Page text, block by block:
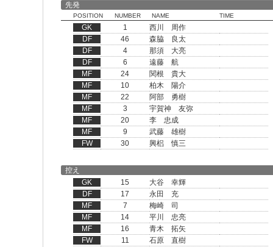
先発
POSITION NUMBER NAME TIME
GK 1
西川 周作
DF
46
森脇 良太
DF
4
那須 大亮
DF
6
遠藤 航
MF
24
関根 貴大
MF
10
柏木 陽介
MF
22
阿部 勇樹
MF
3
宇賀神 友弥
MF
20
李 忠成
MF
9
武藤 雄樹
FW
30 興梠 慎三
控え
GK
15
大谷 幸輝
DF
17
永田 充
MF
7
梅崎 司
MF
14
平川 忠亮
MF
16
青木 拓矢
FW
11
石原 直樹